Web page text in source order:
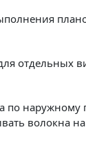
отдельных
по